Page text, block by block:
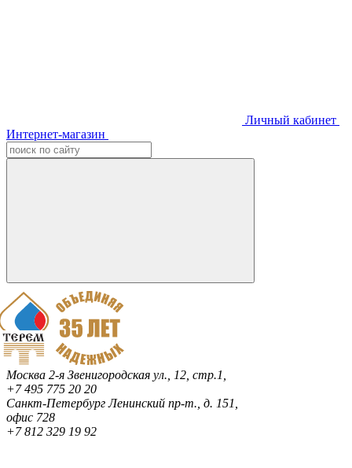
Личный кабинет
Интернет-магазин
Москва 2-я Звенигородская ул., 12, стр.1,
+7 495 775 20 20
Санкт-ПетербургЛенинский пр-т., д. 151,
офис 728
+7 812 329 19 92